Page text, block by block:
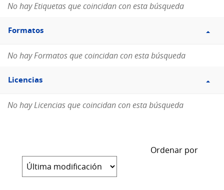
No hay Etiquetas que coincidan con esta búsqueda
Filtro
Formatos
Formatos
No hay Formatos que coincidan con esta búsqueda
Filtro
Licencias
Licencias
No hay Licencias que coincidan con esta búsqueda
Ordenar por